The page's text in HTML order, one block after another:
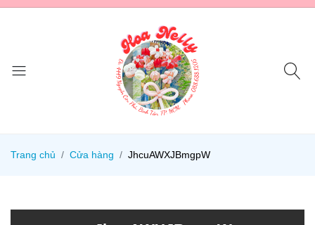
Trang chủ Cửa hàng JhcuAWXJBmgpW